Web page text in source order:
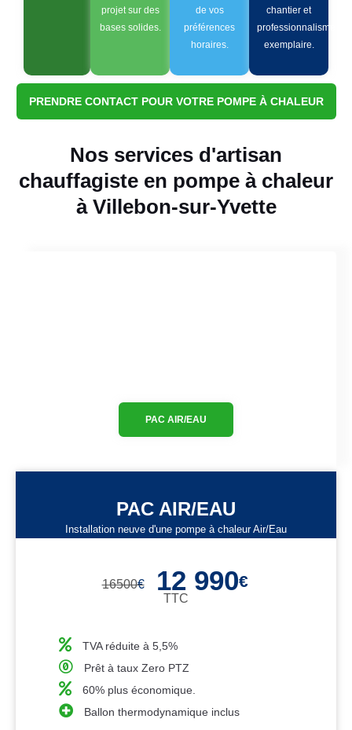
projet sur des
bases solides.
de vos
préférences
horaires.
chantier et
professionnalisme
exemplaire.
PRENDRE CONTACT POUR VOTRE POMPE À CHALEUR
Nos services d'artisan
chauffagiste en pompe à chaleur
à Villebon-sur-Yvette
PAC AIR/EAU
PAC AIR/EAU
Installation neuve d'une pompe à chaleur Air/Eau
16500€ 12 990€
TTC
TVA réduite à 5,5%
Prêt à taux Zero PTZ
60% plus économique.
Ballon thermodynamique inclus